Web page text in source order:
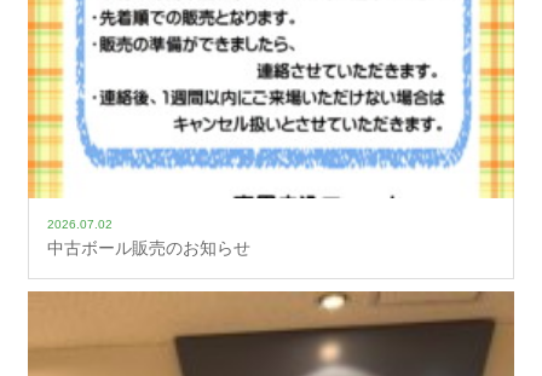
2026.07.02
中古ボール販売のお知らせ